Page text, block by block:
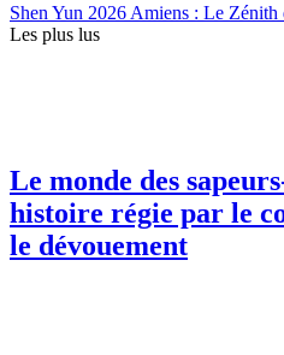
Shen Yun 2026 Amiens : Le Zénith
Les plus lus
Le monde des
histoire régie par le
le dévouement